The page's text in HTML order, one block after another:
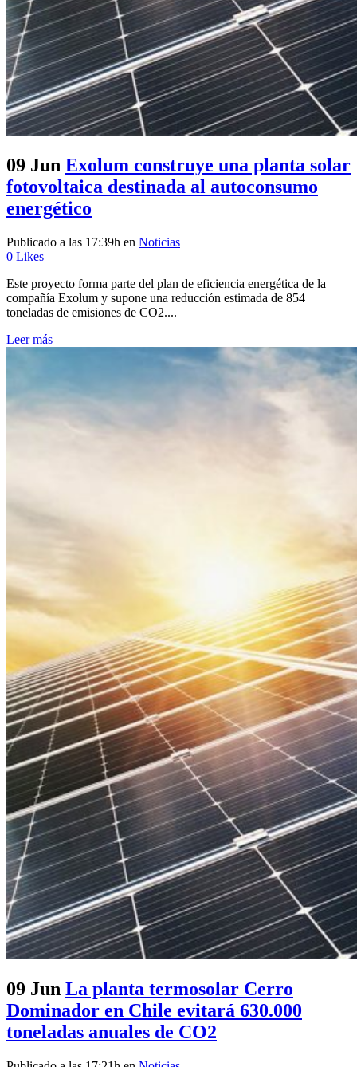
09 Jun Exolum construye una planta solar
fotovoltaica destinada al autoconsumo
energético
Publicado a las 17:39h en Noticias
0 Likes
Este proyecto forma parte del plan de eficiencia energética de la
compañía Exolum y supone una reducción estimada de 854
toneladas de emisiones de CO2....
Leer más
09 Jun La planta termosolar Cerro
Dominador en Chile evitará 630.000
toneladas anuales de CO2